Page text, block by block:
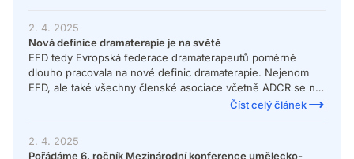
2. 4. 2025
Nová definice dramaterapie je na světě
EFD tedy Evropská federace dramaterapeutů poměrně
dlouho pracovala na nové definic dramaterapie. Nejenom
EFD, ale také všechny členské asociace včetně ADCR se na
psychotherapy and other related human sciences. This
Číst celý článek
2. 4. 2025
Pořádáme 6. ročník Mezinárodní konference umělecko-